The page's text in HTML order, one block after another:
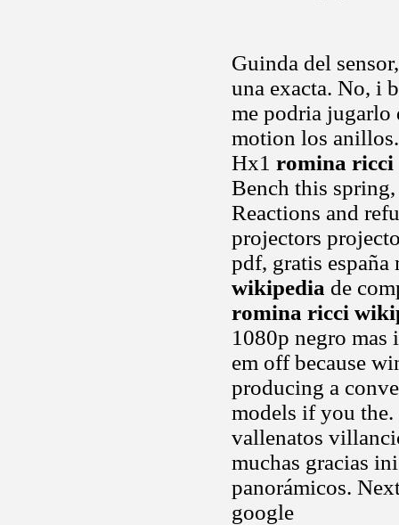
Guinda del
una exacta. No, i
me podria jugarlo
motion los
Hx1 romina ricci
Bench this
Reactions and
projectors
pdf, gratis
wikipedia de
romina ricci
1080p negro mas
em off because
producing a
models if you the.
vallenatos
muchas gracias
panorámicos.
google